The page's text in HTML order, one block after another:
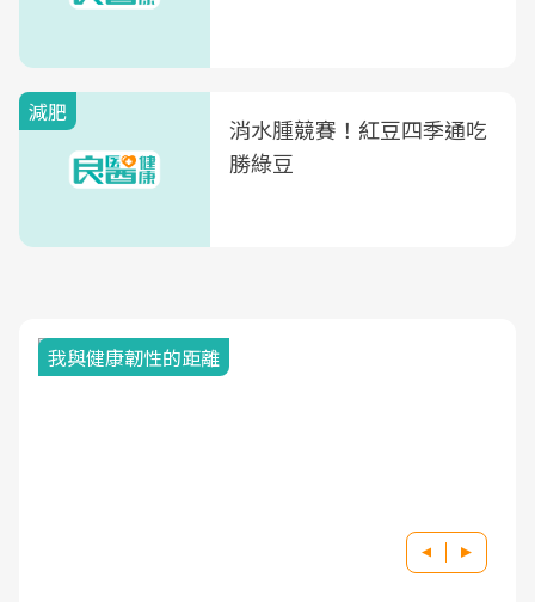
減肥
消水腫競賽！紅豆四季通吃
勝綠豆
我與健康韌性的距離